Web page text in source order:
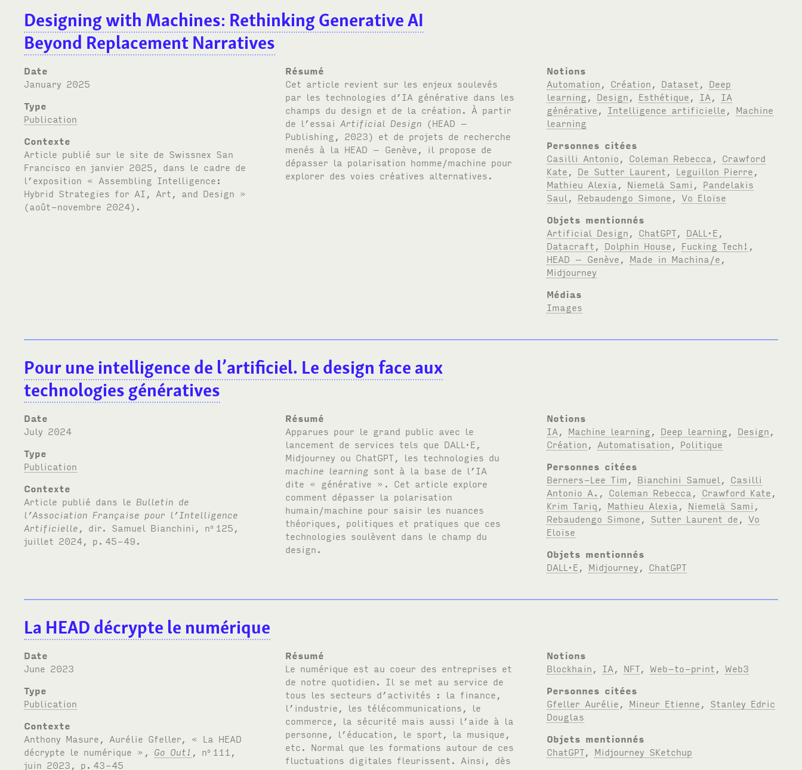
Designing with Machines: Rethinking Generative AI
Beyond Replacement Narratives
Date
January 2025
Type
Publication
Contexte
Article publié sur le site de Swissnex San
Francisco en janvier 2025, dans le cadre de
l’exposition « Assembling Intelligence:
Hybrid Strategies for AI, Art, and Design »
(août-novembre 2024).
Résumé
Cet article revient sur les enjeux soulevés
par les technologies d’IA générative dans les
champs du design et de la création. À partir
de l’essaiArtificial Design (HEAD –
Publishing, 2023) et de projets de recherche
menés à la HEAD – Genève, il propose de
dépasser la polarisation homme/machine pour
explorer des voies créatives alternatives.
Notions
Automation , Création , Dataset , Deep
learning , Design , Esthétique , IA , IA
générative , Intelligence artificielle , Machine
learning
Personnes citées
Casilli Antonio , Coleman Rebecca , Crawford
Kate , De Sutter Laurent , Leguillon Pierre ,
Mathieu Alexia , Niemelä Sami , Pandelakis
Saul , Rebaudengo Simone ,Vo Eloïse
Objets mentionnés
Artificial Design , ChatGPT, DALL·E ,
Datacraft , Dolphin House , Fucking Tech! ,
HEAD – Genève , Made in Machina/e ,
Midjourney
Médias
Images
Pour une intelligence de l’artificiel. Le design face aux
technologies génératives
Date
July 2024
Type
Publication
Contexte
Article publié dans le Bulletin de
l’Association Française pour l’Intelligence
Artificielle , dir. Samuel Bianchini, no 125,
juillet 2024, p. 45-49.
Résumé
Apparues pour le grand public avec le
lancement de services tels que DALL·E ,
Midjourney ou ChatGPT , les technologies du
machine learning sont à la base de l’ IA
dite « générative ». Cet article explore
comment dépasser la polarisation
humain/machine pour saisir les nuances
théoriques, politiques et pratiques que ces
technologies soulèvent dans le champ du
design.
Notions
IA , Machine learning , Deep learning , Design ,
Création , Automatisation , Politique
Personnes citées
Berners-Lee Tim , Bianchini Samuel , Casilli
Antonio A. , Coleman Rebecca , Crawford Kate ,
Krim Tariq , Mathieu Alexia , Niemelä Sami ,
Rebaudengo Simone , Sutter Laurent de ,Vo
Eloïse
Objets mentionnés
DALL·E , Midjourney , ChatGPT
La HEAD décrypte le numérique
Date
June 2023
Type
Publication
Contexte
Anthony Masure, Aurélie Gfeller, « La HEAD
décrypte le numérique », Go Out! , no 111,
juin 2023, p. 43-45
Résumé
Le numérique est au coeur des entreprises et
de notre quotidien. Il se met au service de
tous les secteurs d’activités : la finance,
l’industrie, les télécommunications, le
commerce, la sécurité mais aussi l’aide à la
personne, l’éducation, le sport, la musique,
etc. Normal que les formations autour de ces
fluctuations digitales fleurissent. Ainsi, dès
Notions
Blockhain , IA , NFT,Web-to-print ,Web3
Personnes citées
Gfeller Aurélie , Mineur Etienne , Stanley Edric
Douglas
Objets mentionnés
ChatGPT, Midjourney SKetchup